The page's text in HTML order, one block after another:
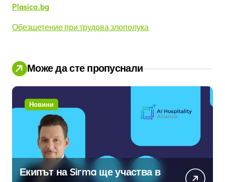
Plasico.bg
Обезщетение при трудова злополука
Може да сте пропуснали
Новини
Екипът на Sirma ще участва в